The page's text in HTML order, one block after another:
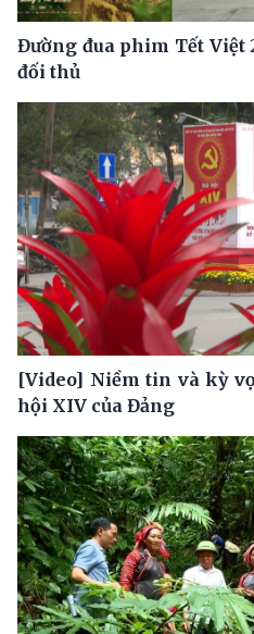
Đường đua phim Tết Việt
đối thủ
[Video] Niềm tin và kỳ
hội XIV của Đảng